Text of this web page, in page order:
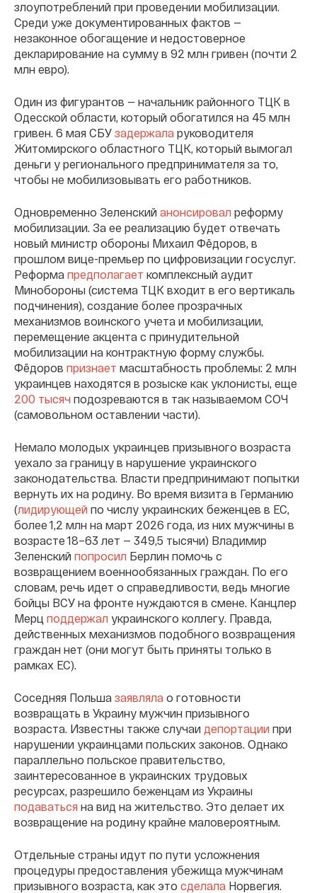
злоупотреблений при проведении мобилизации.
Среди уже документированных фактов —
незаконное обогащение и недостоверное
декларирование на сумму в 92 млн гривен (почти 2
млн евро).
Один из фигурантов — начальник районного ТЦК в
Одесской области, который обогатился на 45 млн
гривен. 6 мая СБУ задержала руководителя
Житомирского областного ТЦК, который вымогал
деньги у регионального предпринимателя за то,
чтобы не мобилизовывать его работников.
Одновременно Зеленский анонсировал реформу
мобилизации. За ее реализацию будет отвечать
новый министр обороны Михаил Фëдоров, в
прошлом вице-премьер по цифровизации госуслуг.
Реформа предполагает комплексный аудит
Минобороны (система ТЦК входит в его вертикаль
подчинения), создание более прозрачных
механизмов воинского учета и мобилизации,
перемещение акцента с принудительной
мобилизации на контрактную форму службы.
Фëдоров признает масштабность проблемы: 2 млн
украинцев находятся в розыске как уклонисты, еще
200 тысяч подозреваются в так называемом СОЧ
(самовольном оставлении части).
Немало молодых украинцев призывного возраста
уехало за границу в нарушение украинского
законодательства. Власти предпринимают попытки
вернуть их на родину. Во время визита в Германию
(лидирующей по числу украинских беженцев в ЕС,
более 1,2 млн на март 2026 года, из них мужчины в
возрасте 18–63 лет — 349,5 тысячи) Владимир
Зеленский попросил Берлин помочь с
возвращением военнообязанных граждан. По его
словам, речь идет о справедливости, ведь многие
бойцы ВСУ на фронте нуждаются в смене. Канцлер
Мерц поддержал украинского коллегу. Правда,
действенных механизмов подобного возвращения
граждан нет (они могут быть приняты только в
рамках ЕС).
Соседняя Польша заявляла о готовности
возвращать в Украину мужчин призывного
возраста. Известны также случаи депортации при
нарушении украинцами польских законов. Однако
параллельно польское правительство,
заинтересованное в украинских трудовых
ресурсах, разрешило беженцам из Украины
подаваться на вид на жительство. Это делает их
возвращение на родину крайне маловероятным.
Отдельные страны идут по пути усложнения
процедуры предоставления убежища мужчинам
призывного возраста, как это сделала Норвегия.